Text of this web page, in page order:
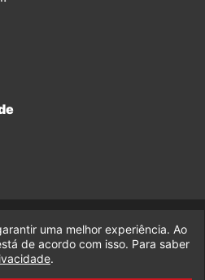
uma empresa da Legado
uma melhor experiência. Ao
de acordo com isso. Para saber
.